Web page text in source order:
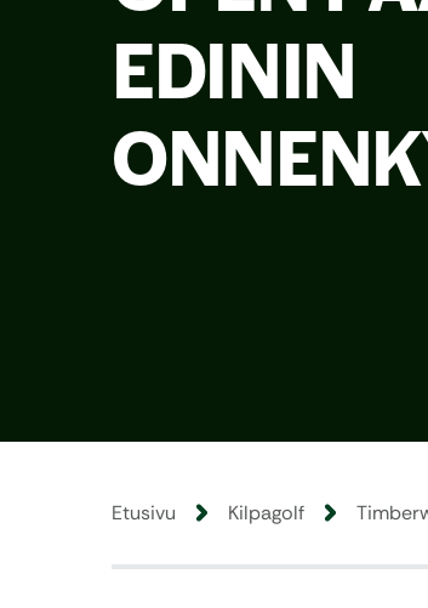
EDININ
Etusivu Kilpagolf